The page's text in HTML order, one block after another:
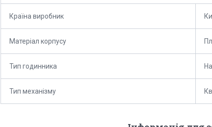
Країна виробник
Матеріал корпусу
Тип годинника
Тип механізму